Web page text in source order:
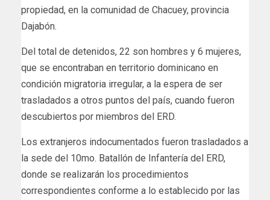
propiedad, en la comunidad de Chacuey, provincia
Dajabón.
Del total de detenidos, 22 son hombres y 6 mujeres,
que se encontraban en territorio dominicano en
condición migratoria irregular, a la espera de ser
trasladados a otros puntos del país, cuando fueron
descubiertos por miembros del ERD.
Los extranjeros indocumentados fueron trasladados a
la sede del 10mo. Batallón de Infantería del ERD,
donde se realizarán los procedimientos
correspondientes conforme a lo establecido por las